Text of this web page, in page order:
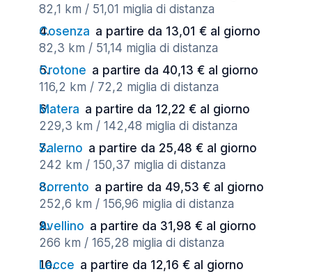
82,1 km / 51,01 miglia di distanza
Cosenza a partire da 13,01 € al giorno
82,3 km / 51,14 miglia di distanza
Crotone a partire da 40,13 € al giorno
116,2 km / 72,2 miglia di distanza
Matera a partire da 12,22 € al giorno
229,3 km / 142,48 miglia di distanza
Salerno a partire da 25,48 € al giorno
242 km / 150,37 miglia di distanza
Sorrento a partire da 49,53 € al giorno
252,6 km / 156,96 miglia di distanza
Avellino a partire da 31,98 € al giorno
266 km / 165,28 miglia di distanza
Lecce a partire da 12,16 € al giorno